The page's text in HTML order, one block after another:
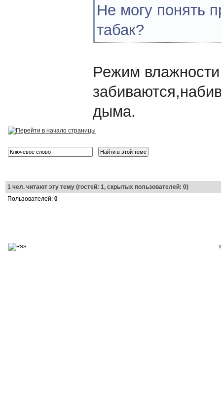
Не могу понять
табак?
Режим влажности
дыма.
1чел. читают эту тему (гостей: 1, скрытых пользователей: 0)
Пользователей: 0